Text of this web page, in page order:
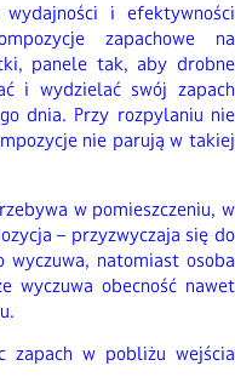
i efektywności
zapachowe na
panele tak, aby drobne
i wydzielać swój zapach
dnia. Przy rozpylaniu nie
nie parują w takiej
w pomieszczeniu, w
– przyzwyczaja się do
wyczuwa, natomiast osoba
wyczuwa obecność nawet
zapach w pobliżu wejścia